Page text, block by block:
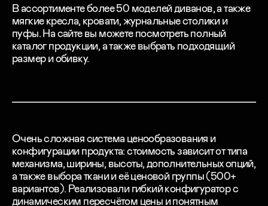
В ассортименте более 50 моделей диванов, а также
мягкие кресла, кровати, журнальные столики и
пуфы. На сайте вы можете посмотреть полный
каталог продукции, а также выбрать подходящий
размер и обивку.
Очень сложная система ценообразования и
конфигурации продукта: стоимость зависит от типа
механизма, ширины, высоты, дополнительных опций,
а также выбора ткани и её ценовой группы (500+
вариантов). Реализовали гибкий конфигуратор с
динамическим пересчётом цены и понятным